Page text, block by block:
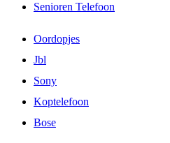
Senioren Telefoon
Oordopjes
Jbl
Sony
Koptelefoon
Bose